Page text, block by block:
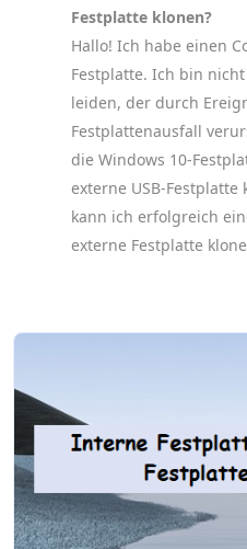
Festplatte klonen?
Hallo! Ich habe einen
Festplatte. Ich bin
leiden, der durch
Festplattenausfall
die Windows 10-
externe USB-Festplatte
kann ich erfolgreich
externe Festplatte